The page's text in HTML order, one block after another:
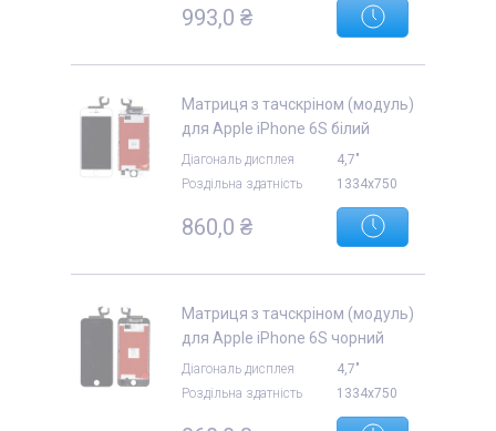
993,0 ₴
Матриця з тачскріном (модуль)
для Apple iPhone 6S білий
Діагональ дисплея
4,7"
Роздільна здатність
1334x750
860,0 ₴
Матриця з тачскріном (модуль)
для Apple iPhone 6S чорний
Діагональ дисплея
4,7"
Роздільна здатність
1334x750